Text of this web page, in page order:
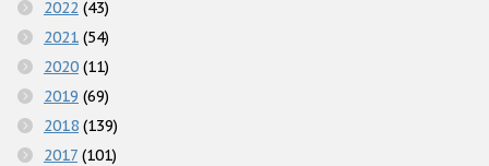
2022 (43)
2021 (54)
2020 (11)
2019 (69)
2018 (139)
2017 (101)